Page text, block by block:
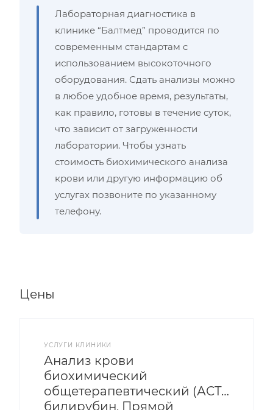
Лабораторная диагностика в
клинике “Балтмед” проводится по
современным стандартам с
использованием высокоточного
оборудования. Сдать анализы можно
в любое удобное время, результаты,
как правило, готовы в течение суток,
что зависит от загруженности
лаборатории. Чтобы узнать
стоимость биохимического анализа
крови или другую информацию об
услугах позвоните по указанному
телефону.
Цены
УСЛУГИ КЛИНИКИ
Анализ крови
биохимический
общетерапевтический (АСТ, АЛТ,
билирубин, Прямой